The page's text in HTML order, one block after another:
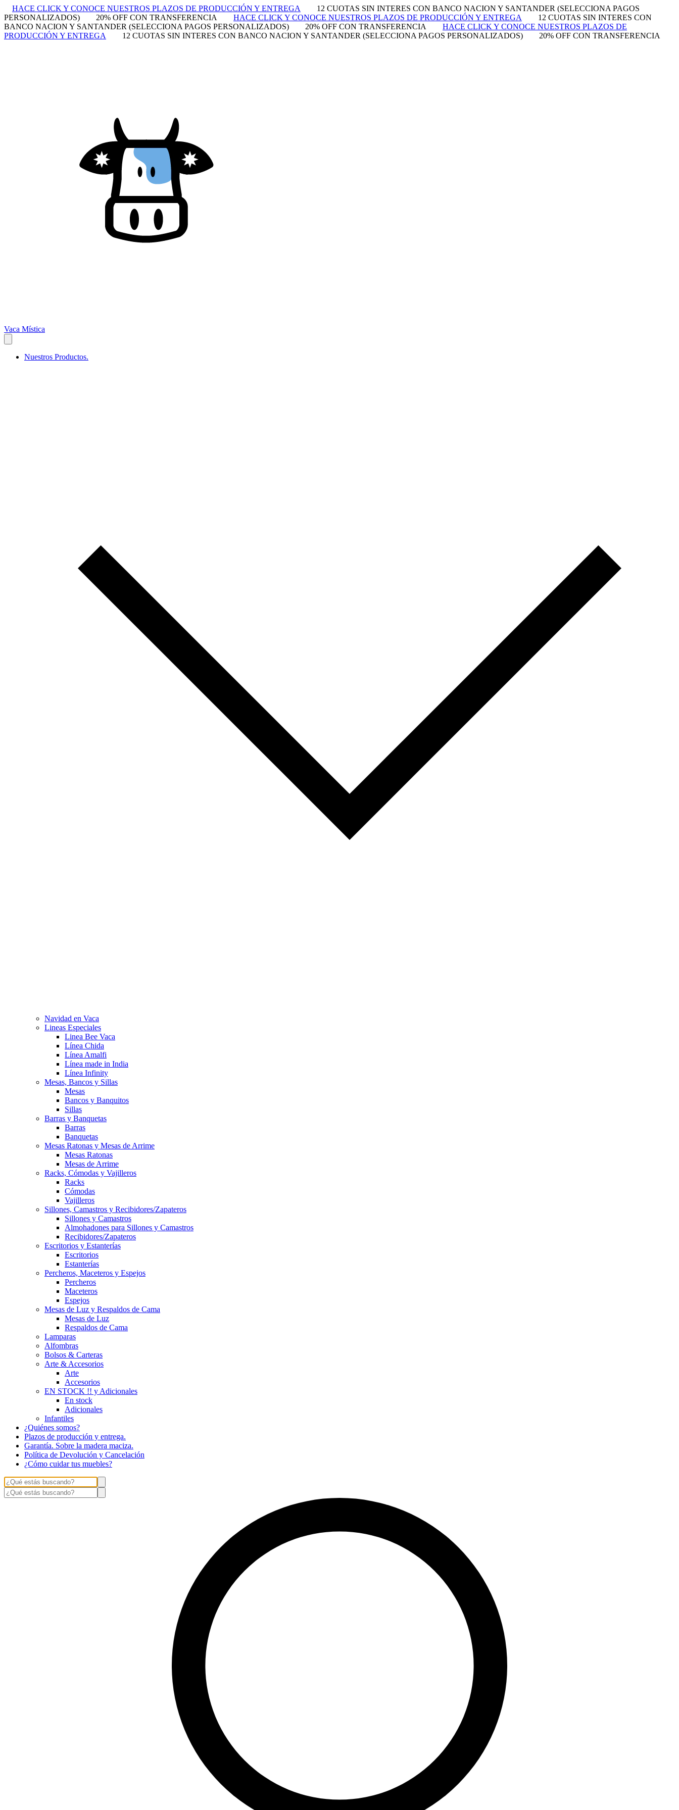
HACE CLICK Y CONOCE NUESTROS PLAZOS DE PRODUCCIÓN Y ENTREGA
12 CUOTAS SIN INTERES CON BANCO NACION Y SANTANDER (SELECCIONA PAGOS
PERSONALIZADOS)
20% OFF CON TRANSFERENCIA HACE CLICK Y CONOCE NUESTROS PLAZOS DE PRODUCCIÓN Y ENTREGA
12 CUOTAS SIN INTERES CON
BANCO NACION Y SANTANDER (SELECCIONA PAGOS PERSONALIZADOS)
20% OFF CON TRANSFERENCIA
HACE CLICK Y CONOCE NUESTROS PLAZOS DE
PRODUCCIÓN Y ENTREGA
12 CUOTAS SIN INTERES CON BANCO NACION Y SANTANDER (SELECCIONA PAGOS PERSONALIZADOS) 20% OFF CON TRANSFERENCIA
Vaca Mística
Nuestros Productos.
Navidad en Vaca
Lineas Especiales
Linea Bee Vaca
Línea Chida
Línea Amalfi
Línea made in India
Línea Infinity
Mesas, Bancos y Sillas
Mesas
Bancos y Banquitos
Sillas
Barras y Banquetas
Barras
Banquetas
Mesas Ratonas y Mesas de Arrime
Mesas Ratonas
Mesas de Arrime
Racks, Cómodas y Vajilleros
Racks
Cómodas
Vajilleros
Sillones, Camastros y Recibidores/Zapateros
Sillones y Camastros
Almohadones para Sillones y Camastros
Recibidores/Zapateros
Escritorios y Estanterías
Escritorios
Estanterías
Percheros, Maceteros y Espejos
Percheros
Maceteros
Espejos
Mesas de Luz y Respaldos de Cama
Mesas de Luz
Respaldos de Cama
Lamparas
Alfombras
Bolsos & Carteras
Arte & Accesorios
Arte
Accesorios
EN STOCK !! y Adicionales
En stock
Adicionales
Infantiles
¿Quiénes somos?
Plazos de producción y entrega.
Garantía. Sobre la madera maciza.
Política de Devolución y Cancelación
¿Cómo cuidar tus muebles?